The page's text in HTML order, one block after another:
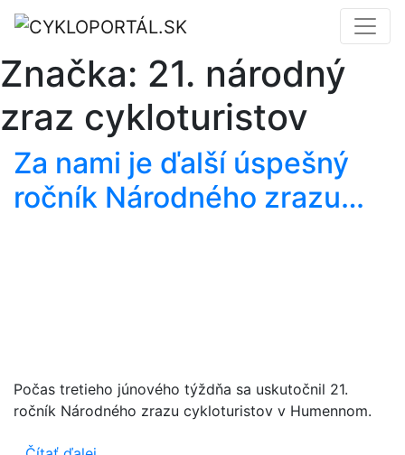
Značka: 21. národný
zraz cykloturistov
Za nami je ďalší úspešný
ročník Národného zrazu…
Počas tretieho júnového týždňa sa uskutočnil 21.
ročník Národného zrazu cykloturistov v Humennom.